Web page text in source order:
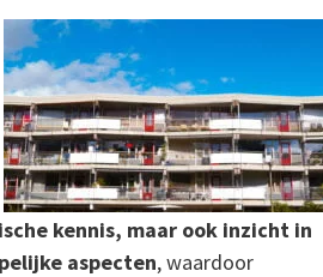
kennis, maar ook inzicht in
aspecten, waardoor